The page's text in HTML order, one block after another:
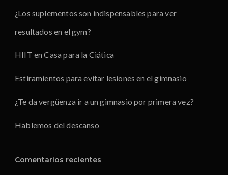
¿Los suplementos son indispensables para ver
resultados en el gym?
HIIT en Casa para la Ciática
Estiramientos para evitar lesiones en el gimnasio
¿Te da vergüenza ir a un gimnasio por primera vez?
Hablemos del descanso
Comentarios recientes